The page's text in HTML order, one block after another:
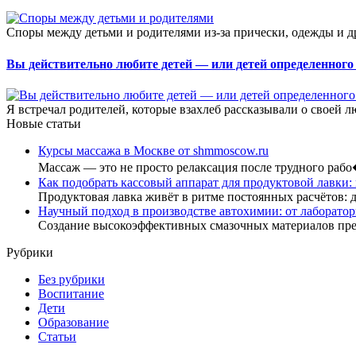
Споры между детьми и родителями из-за прически, одежды и
Вы действительно любите детей — или детей определенного
Я встречал родителей, которые взахлеб рассказывали о
Новые статьи
Курсы массажа в Москве от shmmoscow.ru
Массаж — это не просто релаксация после трудного
Как подобрать кассовый аппарат для продуктовой
Продуктовая лавка живёт в ритме постоянных расчётов: д
Научный подход в производстве автохимии: от
Создание высокоэффективных смазочных материалов
Рубрики
Без рубрики
Воспитание
Дети
Образование
Статьи